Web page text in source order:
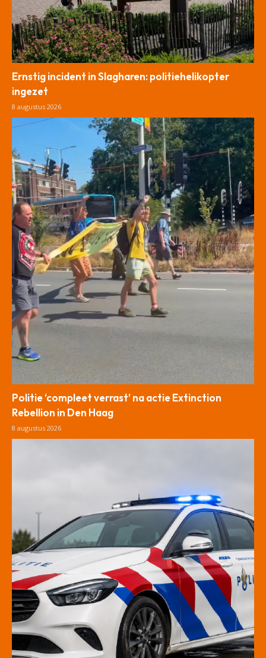
Ernstig incident in Slagharen: politiehelikopter
ingezet
8 augustus 2026
Politie ‘compleet verrast’ na actie Extinction
Rebellion in Den Haag
8 augustus 2026